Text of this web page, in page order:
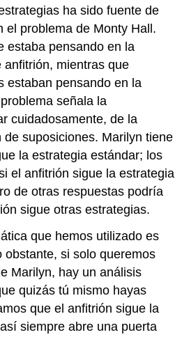
ha sido fuente de
el problema de Monty Hall.
estaba pensando en la
mientras que
estaban pensando en la
señala la
cuidadosamente, de la
suposiciones. Marilyn tiene
la estrategia estándar; los
el anfitrión sigue la estrategia
de otras respuestas podría
sigue otras estrategias.
que hemos utilizado es
obstante, si solo queremos
Marilyn, hay un análisis
quizás tú mismo hayas
que el anfitrión sigue la
siempre abre una puerta